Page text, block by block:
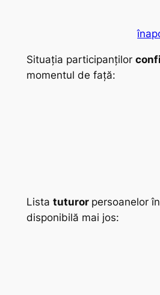
Situația participanților
momentul de față:
Lista tuturor persoanelor
disponibilă mai jos: